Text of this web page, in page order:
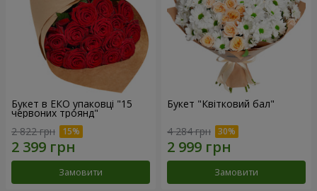
Букет в ЕКО упаковці "15
червоних троянд"
2 822 грн
Замовити
Букет "Квітковий бал"
4 284 грн
Замовити